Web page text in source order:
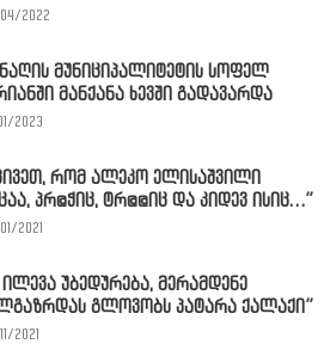
2022
მუნიციპალიტეტის სოფელ
მანქანა ხევში გადავარდა
2023
რომ ალეკო ელისაშვილი
პრ@ჭიც, ტრ@@იც და კიდევ ისიც…”
2021
უბედურება, მერამდენე
გლოვობს პატარა ქალაქი”
2021